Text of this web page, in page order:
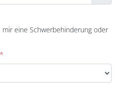
eine Schwerbehinderung oder